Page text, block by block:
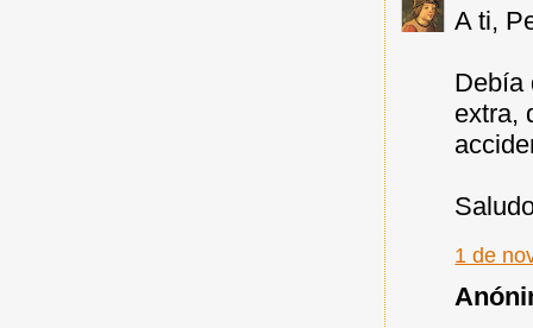
A ti,
Debía
extra,
1 de